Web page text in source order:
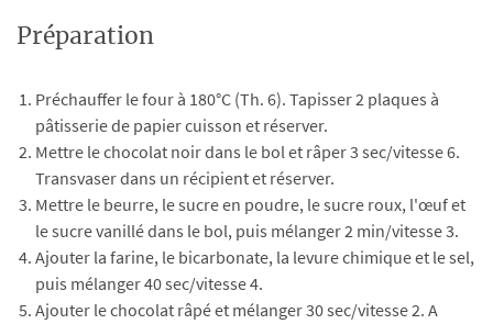
Préparation
Préchauffer le four à 180°C (Th. 6). Tapisser 2 plaques à
pâtisserie de papier cuisson et réserver.
Mettre le chocolat noir dans le bol et râper 3 sec/vitesse 6.
Transvaser dans un récipient et réserver.
Mettre le beurre, le sucre en poudre, le sucre roux, l'œuf et
le sucre vanillé dans le bol, puis mélanger 2 min/vitesse 3.
Ajouter la farine, le bicarbonate, la levure chimique et le sel,
puis mélanger 40 sec/vitesse 4.
Ajouter le chocolat râpé et mélanger 30 sec/vitesse 2. A